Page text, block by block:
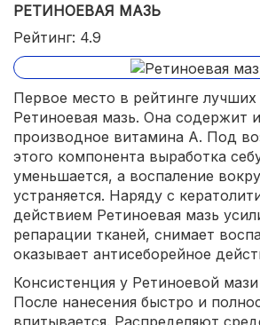
РЕТИНОЕВАЯ МАЗЬ
Рейтинг: 4.9
Первое место в рейтинге лучших
Ретиноевая мазь. Она содержит
производное витамина А. Под
этого компонента выработка
уменьшается, а воспаление
устраняется. Наряду с
действием Ретиноевая мазь
репарации тканей, снимает
оказывает антисеборейное
Консистенция у Ретиноевой
После нанесения быстро и
впитывается. Распределяют